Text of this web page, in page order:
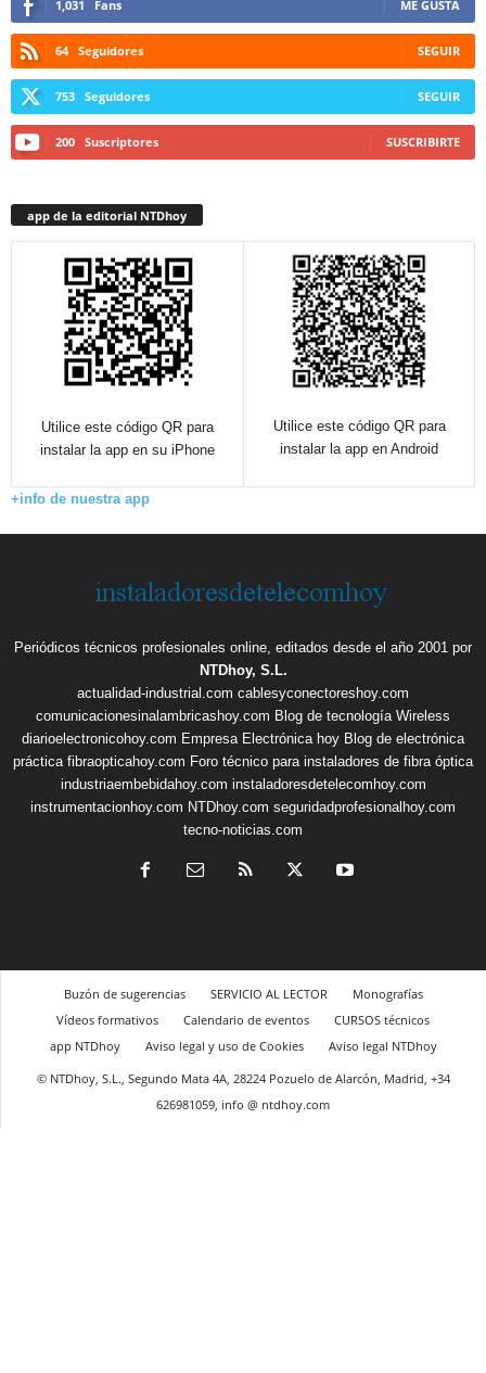
1,031 Fans ME GUSTA
64 Seguidores SEGUIR
753 Seguidores SEGUIR
200 Suscriptores SUSCRIBIRTE
app de la editorial NTDhoy
Utilice este código QR para
instalar la app en su iPhone
Utilice este código QR para
instalar la app en Android
+info de nuestra app
Periódicos técnicos profesionales online, editados desde el año 2001 por
NTDhoy, S.L.
actualidad-industrial.com cablesyconectoreshoy.com
comunicacionesinalambricashoy.com Blog de tecnología Wireless
diarioelectronicohoy.com Empresa Electrónica hoy Blog de electrónica
práctica fibraopticahoy.com Foro técnico para instaladores de fibra óptica
industriaembebidahoy.com instaladoresdetelecomhoy.com
instrumentacionhoy.com NTDhoy.com seguridadprofesionalhoy.com
tecno-noticias.com
Buzón de sugerencias SERVICIO AL LECTOR
Monografías
Vídeos formativos
Calendario de eventos
CURSOS técnicos
app NTDhoy
Aviso legal y uso de Cookies
Aviso legal NTDhoy
© NTDhoy, S.L., Segundo Mata 4A, 28224 Pozuelo de Alarcón, Madrid, +34
626981059, info @ ntdhoy.com